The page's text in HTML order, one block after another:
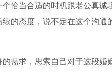
恰当合适的时机跟老公真诚
续的态度，说不定在这个沟通
的需求，思索自己对于这段婚